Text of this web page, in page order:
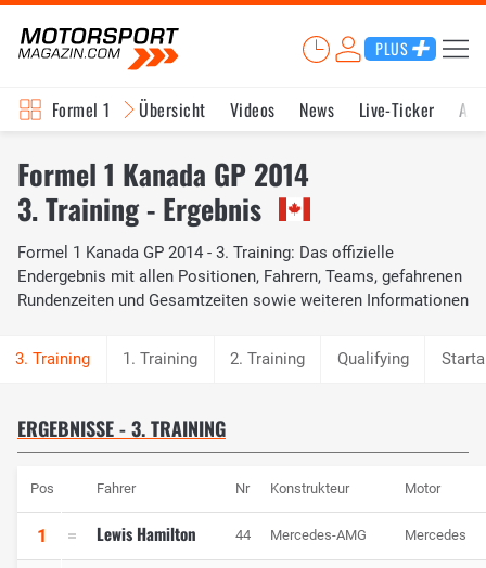
PLUS
Formel 1 Übersicht Videos News Live-Ticker
Formel 1 Kanada GP 2014
3. Training - Ergebnis
Formel 1 Kanada GP 2014 - 3. Training: Das offizielle
Endergebnis mit allen Positionen, Fahrern, Teams, gefahrenen
Rundenzeiten und Gesamtzeiten sowie weiteren Informationen
1. Training 2. Training Qualifying
ERGEBNISSE - 3. TRAINING
Pos Fahrer Nr Konstrukteur Motor
1 Lewis Hamilton 44 Mercedes-AMG Mercedes